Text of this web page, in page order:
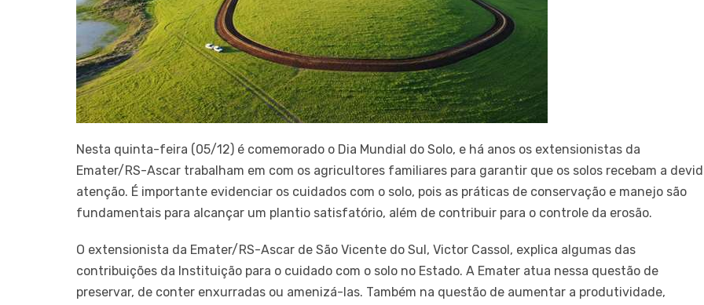
Nesta quinta-feira (05/12) é comemorado o Dia Mundial do Solo, e há anos os extensionistas da
Emater/RS-Ascar trabalham em com os agricultores familiares para garantir que os solos recebam a
atenção. É importante evidenciar os cuidados com o solo, pois as práticas de conservação e manejo são
fundamentais para alcançar um plantio satisfatório, além de contribuir para o controle da erosão.
O extensionista da Emater/RS-Ascar de São Vicente do Sul, Victor Cassol, explica algumas das
contribuições da Instituição para o cuidado com o solo no Estado. A Emater atua nessa questão de
preservar, de conter enxurradas ou amenizá-las. Também na questão de aumentar a produtividade,